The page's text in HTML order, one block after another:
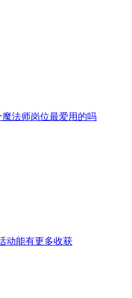
法师岗位最爱用的吗
动能有更多收获